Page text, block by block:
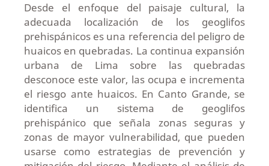
Desde el enfoque del paisaje cultural, la
adecuada localización de los geoglifos
prehispánicos es una referencia del peligro de
huaicos en quebradas. La continua expansión
urbana de Lima sobre las quebradas
desconoce este valor, las ocupa e incrementa
el riesgo ante huaicos. En Canto Grande, se
identifica un sistema de geoglifos
prehispánico que señala zonas seguras y
zonas de mayor vulnerabilidad, que pueden
usarse como estrategias de prevención y